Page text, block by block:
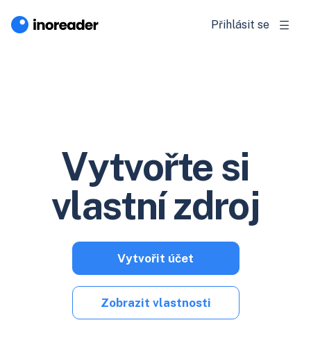
Přihlásit se
Vytvořte si
vlastní zdroj
Vytvořit účet
Zobrazit vlastnosti